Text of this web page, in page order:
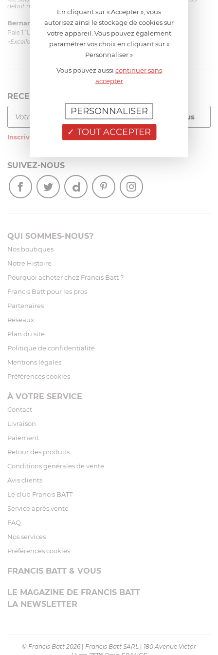
début mais ça le fait. La livraison a été très rapide. ...»
Bernard le 23/06/2026 à 09:43
Pale 1.1L pour Glacier Magimix 11031/121/123/124
«Excellent: produit et livraison»
RECEVEZ LA NEWSLETTER
Inscrivez-vous à notre newsletter
SUIVEZ-NOUS
QUI SOMMES-NOUS?
Nos boutiques
Notre Histoire
Pourquoi acheter chez Francis Batt ?
Francis Batt pour les pros
Partenaires
Réseaux
Plan du site
Politique de confidentialité
Mentions légales
Préférences cookies
À VOTRE SERVICE
Contact
Livraison
Paiement
Retour des produits
Conditions générales de vente
Avis clients
Le club Francis BATT
Service après vente
FAQ
Nos services
Préférences cookies
FRANCIS BATT & VOUS
LE MAGAZINE DE FRANCIS BATT
LA NEWSLETTER
© Francis Batt 2026 Francis Batt SARL
180 Avenue Victor
En cliquant sur « Accepter », vous
autorisez ainsi le stockage de cookies sur
votre appareil. Vous pouvez également
paramétrer vos choix en cliquant sur «
Personnaliser »
Vous pouvez aussi continuer sans
accepter
TOUT ACCEPTER
PERSONNALISER